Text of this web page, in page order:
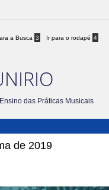
a Busca 3 Ir para o rodapé 4
das Práticas Musicais
de 2019